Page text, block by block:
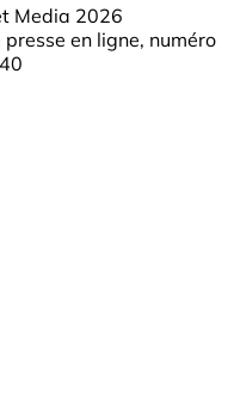
Media 2026
en ligne, numéro